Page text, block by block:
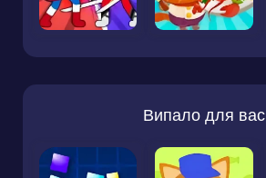
Випало для вас